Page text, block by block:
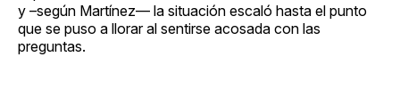
y –según Martínez— la situación escaló hasta el punto
que se puso a llorar al sentirse acosada con las
preguntas.